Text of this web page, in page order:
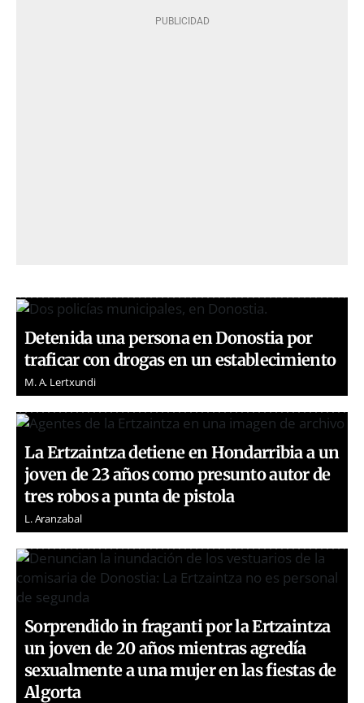
Detenida una persona en Donostia por
traficar con drogas en un establecimiento
M. A. Lertxundi
La Ertzaintza detiene en Hondarribia a un
joven de 23 años como presunto autor de
tres robos a punta de pistola
L. Aranzabal
Sorprendido in fraganti por la Ertzaintza
un joven de 20 años mientras agredía
sexualmente a una mujer en las fiestas de
Algorta